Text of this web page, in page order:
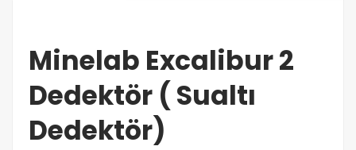
Minelab Excalibur 2
Dedektör ( Sualtı
Dedektör)